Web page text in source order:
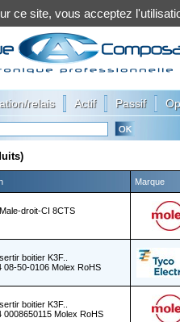
relais Actif Passif
Marque
droit-CI 8CTS
boitier K3F..
08-50-0106 Molex RoHS
boitier K3F..
0008650115 Molex RoHS
ce site, vous acceptez